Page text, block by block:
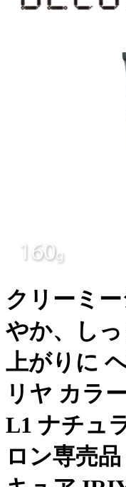
クリーミ
やか、し
上がりに
リヤ カラ
L1 ナチュ
ロン専売